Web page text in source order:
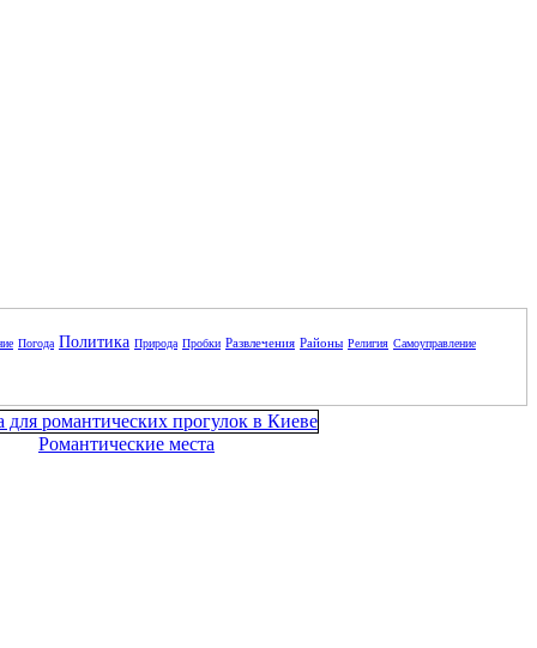
Погода Политика Природа Пробки Развлечения Районы Религия Самоуправление
Романтические места